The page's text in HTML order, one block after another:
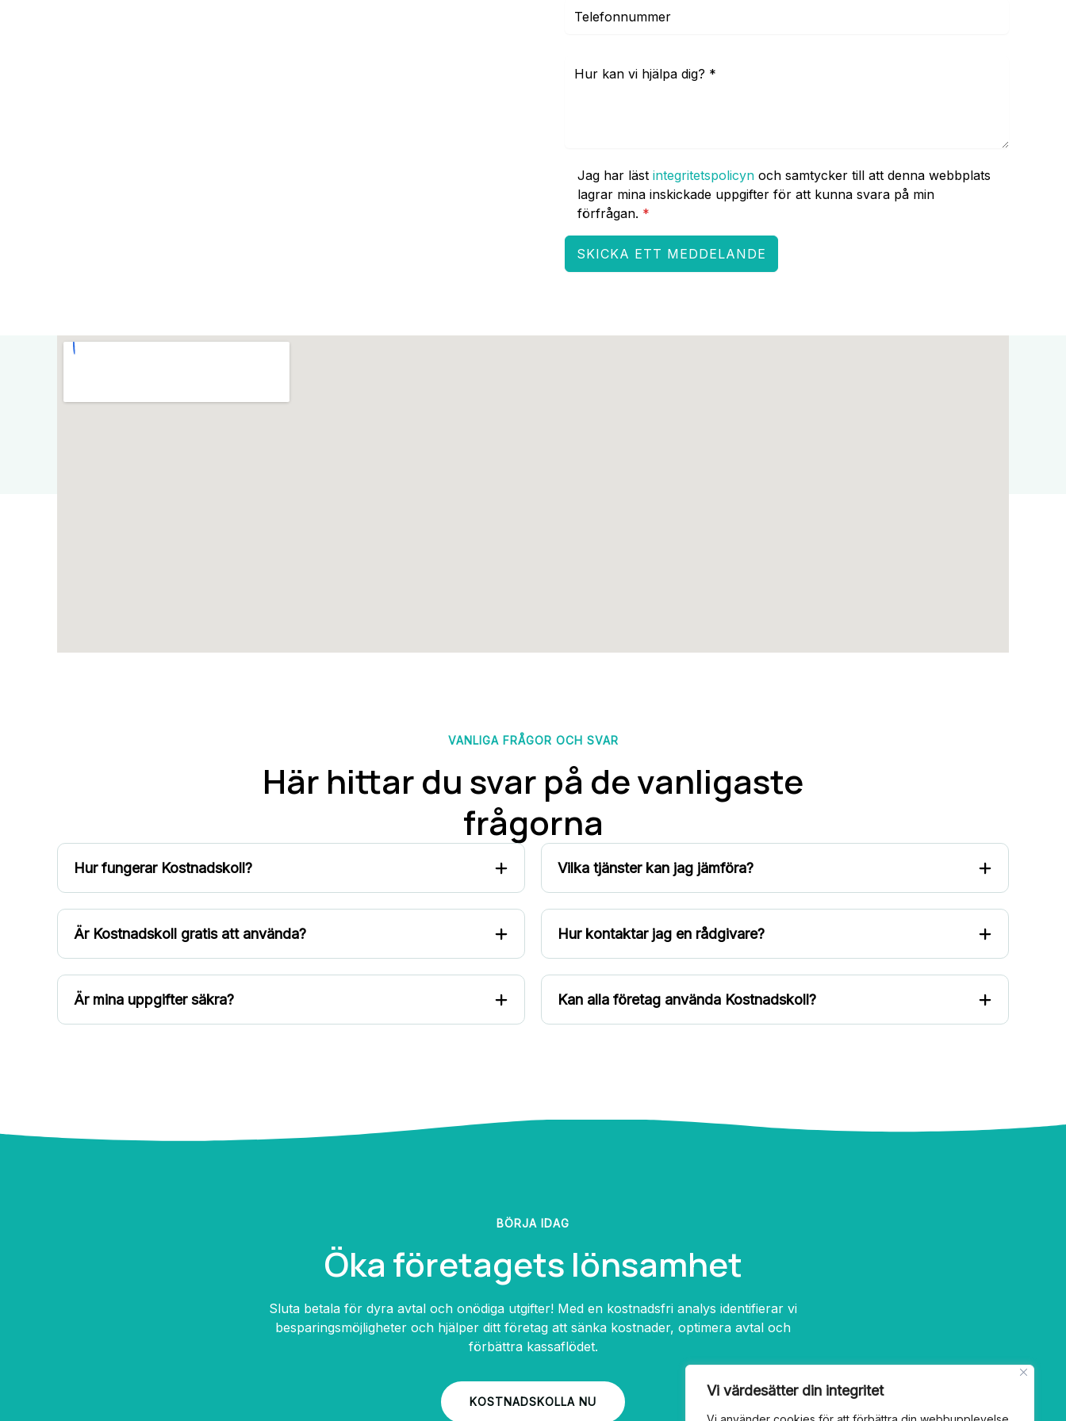
Vi värdesätter din integritet
Jag har läst integritetspolicyn och samtycker till att denna webbplats
lagrar mina inskickade uppgifter för att kunna svara på min
förfrågan. *
SKICKA ETT MEDDELANDE
VANLIGA FRÅGOR OCH SVAR
Här hittar du svar på de vanligaste
frågorna
Hur fungerar Kostnadskoll?
Är Kostnadskoll gratis att använda?
Är mina uppgifter säkra?
Vilka tjänster kan jag jämföra?
Hur kontaktar jag en rådgivare?
Kan alla företag använda Kostnadskoll?
BÖRJA IDAG
Öka företagets lönsamhet
Sluta betala för dyra avtal och onödiga utgifter! Med en kostnadsfri analys identifierar vi
besparingsmöjligheter och hjälper ditt företag att sänka kostnader, optimera avtal och
förbättra kassaflödet.
KOSTNADSKOLLA NU